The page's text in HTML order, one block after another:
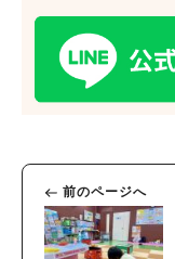
前のページへ